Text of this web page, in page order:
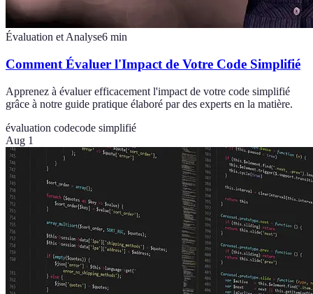
Évaluation et Analyse6 min
Comment Évaluer l'Impact de Votre Code Simplifié
Apprenez à évaluer efficacement l'impact de votre code simplifié
grâce à notre guide pratique élaboré par des experts en la matière.
évaluation codecode simplifié
Aug 1